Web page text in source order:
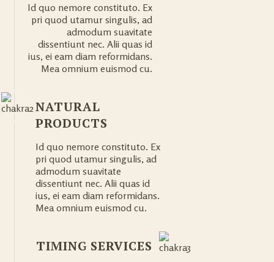
Id quo nemore constituto. Ex
pri quod utamur singulis, ad
admodum suavitate
dissentiunt nec. Alii quas id
ius, ei eam diam reformidans.
Mea omnium euismod cu.
NATURAL
PRODUCTS
Id quo nemore constituto. Ex
pri quod utamur singulis, ad
admodum suavitate
dissentiunt nec. Alii quas id
ius, ei eam diam reformidans.
Mea omnium euismod cu.
TIMING SERVICES